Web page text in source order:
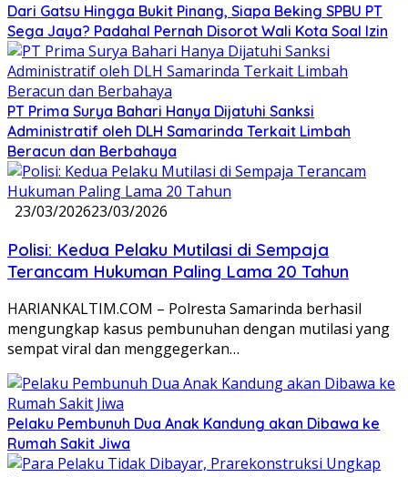
Dari Gatsu Hingga Bukit Pinang, Siapa Beking SPBU PT
Sega Jaya? Padahal Pernah Disorot Wali Kota Soal Izin
PT Prima Surya Bahari Hanya Dijatuhi Sanksi
Administratif oleh DLH Samarinda Terkait Limbah
Beracun dan Berbahaya
23/03/202623/03/2026
Polisi: Kedua Pelaku Mutilasi di Sempaja
Terancam Hukuman Paling Lama 20 Tahun
HARIANKALTIM.COM – Polresta Samarinda berhasil
mengungkap kasus pembunuhan dengan mutilasi yang
sempat viral dan menggegerkan…
Pelaku Pembunuh Dua Anak Kandung akan Dibawa ke
Rumah Sakit Jiwa